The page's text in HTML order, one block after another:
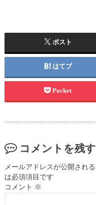
ポスト
はてブ
Pocket
コメントを残す
メールアドレスが公開され
は必須項目です
コメント ※